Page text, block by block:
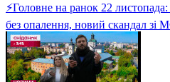
⚡Головне на ранок 22
без опалення, новий скандал зі